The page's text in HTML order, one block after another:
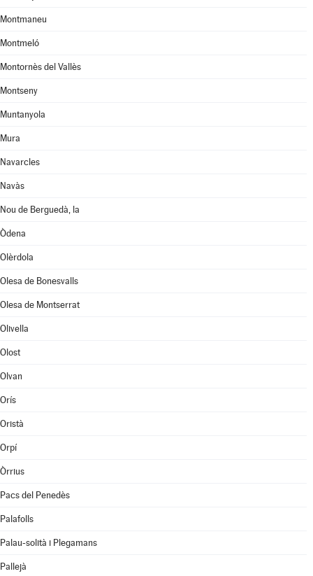
Montmaneu
Montmeló
Montornès del Vallès
Montseny
Muntanyola
Mura
Navarcles
Navàs
Nou de Berguedà, la
Òdena
Olèrdola
Olesa de Bonesvalls
Olesa de Montserrat
Olivella
Olost
Olvan
Orís
Oristà
Orpí
Òrrius
Pacs del Penedès
Palafolls
Palau-solità i Plegamans
Pallejà